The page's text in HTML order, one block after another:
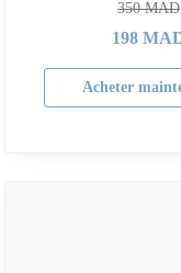
350MAD
198
Acheter